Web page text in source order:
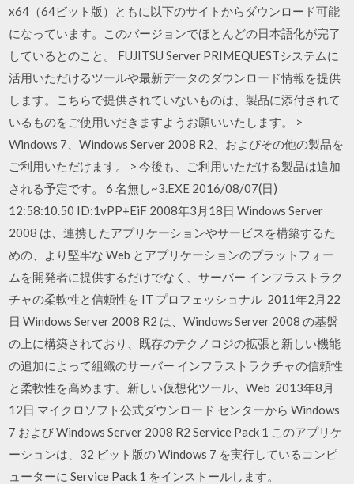
x64（64ビット版）ともに以下のサイトからダウンロード可能
になっています。このバージョンでほとんどの日本語化が完了
しているとのこと。 FUJITSU Server PRIMEQUESTシステムに
活用いただけるツールや最新データのダウンロード情報を提供
します。こちらで提供されていないものは、製品に添付されて
いるものをご使用いだきますようお願いいたします。 >
Windows 7、Windows Server 2008 R2、およびその他の製品を
ご利用いただけます。 > 今後も、ご利用いただける製品は追加
される予定です。 6 名無し~3.EXE 2016/08/07(日)
12:58:10.50 ID:1vPP+EiF 2008年3月18日 Windows Server
2008 は、連携したアプリケーションやサービスを構築するた
めの、より堅牢な Web とアプリケーションのプラットフォー
ムを開発者に提供するだけでなく、サーバー インフラストラク
チャの柔軟性と信頼性を IT プロフェッショナル 2011年2月22
日 Windows Server 2008 R2 は、Windows Server 2008 の基盤
の上に構築されており、既存のテクノロジの拡張と新しい機能
の追加によって組織のサーバー インフラストラクチャの信頼性
と柔軟性を高めます。新しい仮想化ツール、Web 2013年8月
12日 マイクロソフト公式ダウンロード センターから Windows
7 および Windows Server 2008 R2 Service Pack 1 このアプリケ
ーションは、32 ビット版の Windows 7 を実行しているコンピ
ューターに Service Pack 1 をインストールします。